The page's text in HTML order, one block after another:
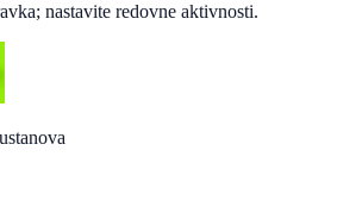
nastavite redovne aktivnosti.